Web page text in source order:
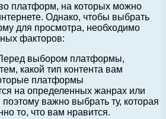
платформ, на которых можно
Однако, чтобы выбрать
для просмотра, необходимо
факторов:
выбором платформы,
какой тип контента вам
платформы
на определенных жанрах или
важно выбрать ту, которая
то, что вам нравится.